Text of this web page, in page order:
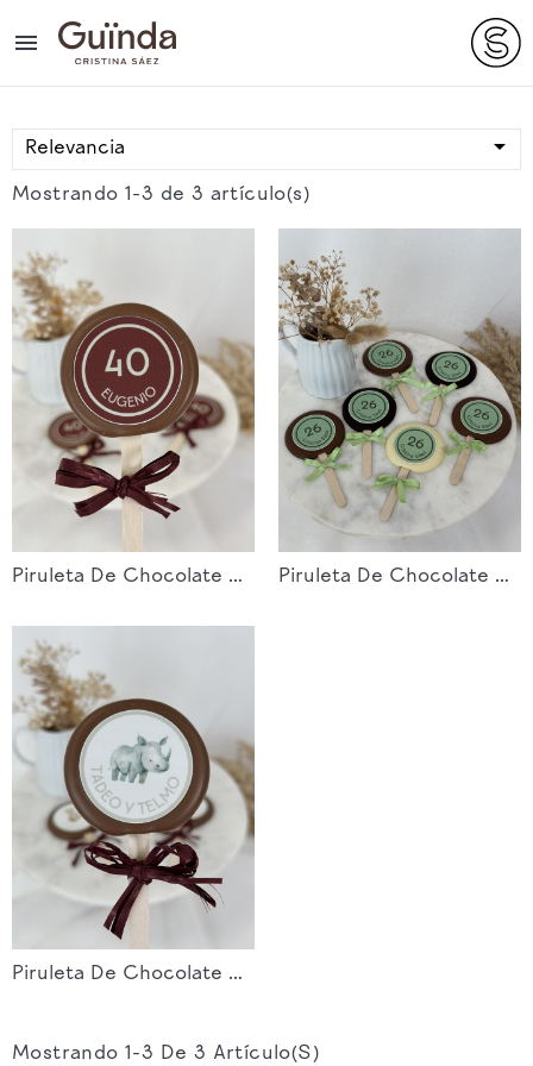

Relevancia 
Mostrando 1-3 de 3 artículo(s)
Piruleta De Chocolate Cumpleaños 01 Piruleta De Chocolate Cumpleaños 02
Piruleta De Chocolate Cumpleaños 03
Mostrando 1-3 De 3 Artículo(s)